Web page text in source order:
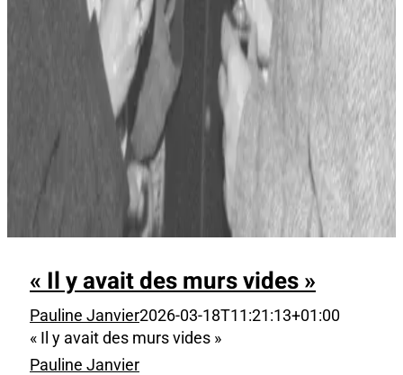
« Il y avait des murs vides »
Pauline Janvier2026-03-18T11:21:13+01:00
« Il y avait des murs vides »
Pauline Janvier